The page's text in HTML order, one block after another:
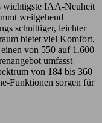
wichtigste IAA-Neuheit
weitgehend
schnittiger, leichter
bietet viel Komfort,
von 550 auf 1.600
umfasst
von 184 bis 360
Funktionen sorgen für